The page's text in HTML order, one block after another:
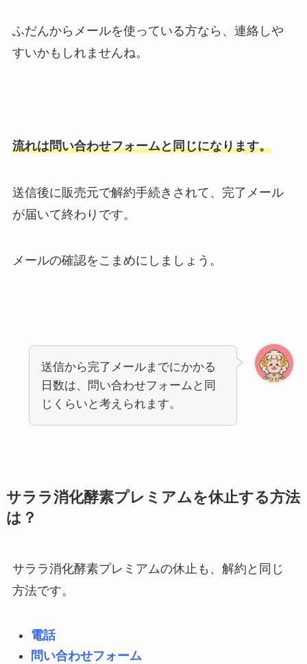
ふだんからメールを使っている方なら、連絡しや
すいかもしれませんね。
流れは問い合わせフォームと同じになります。
送信後に販売元で解約手続きされて、完了メール
が届いて終わりです。
メールの確認をこまめにしましょう。
送信から完了メールまでにかかる
日数は、問い合わせフォームと同
じくらいと考えられます。
サララ消化酵素プレミアムを休止する方法
は？
サララ消化酵素プレミアムの休止も、解約と同じ
方法です。
電話
問い合わせフォーム